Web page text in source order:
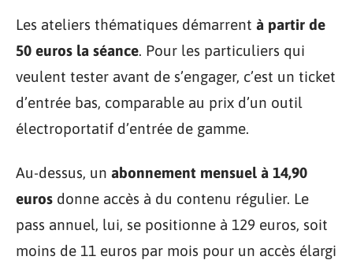
Les ateliers thématiques démarrent à partir de
50 euros la séance. Pour les particuliers qui
veulent tester avant de s’engager, c’est un ticket
d’entrée bas, comparable au prix d’un outil
électroportatif d’entrée de gamme.
Au-dessus, un abonnement mensuel à 14,90
euros donne accès à du contenu régulier. Le
pass annuel, lui, se positionne à 129 euros, soit
moins de 11 euros par mois pour un accès élargi